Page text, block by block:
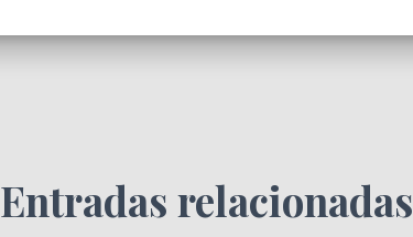
Entradas relacionadas